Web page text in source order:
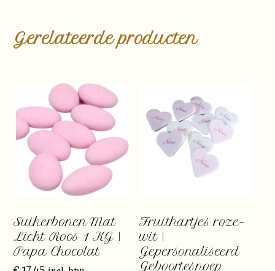
Gerelateerde producten
Suikerbonen Mat
Licht Roos 1 KG |
Papa Chocolat
Fruithartjes roze-
wit |
Gepersonaliseerd
Geboortesnoep